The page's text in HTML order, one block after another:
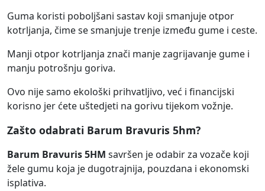
Guma koristi poboljšani sastav koji smanjuje otpor
kotrljanja, čime se smanjuje trenje između gume i ceste.
Manji otpor kotrljanja znači manje zagrijavanje gume i
manju potrošnju goriva.
Ovo nije samo ekološki prihvatljivo, već i financijski
korisno jer ćete uštedjeti na gorivu tijekom vožnje.
Zašto odabrati Barum Bravuris 5hm?
Barum Bravuris 5HM savršen je odabir za vozače koji
žele gumu koja je dugotrajnija, pouzdana i ekonomski
isplativa.